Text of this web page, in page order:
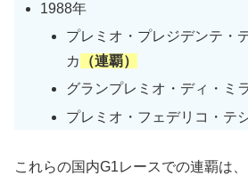
1988年
プレミオ・プレジデンテ・
カ
（連覇）
グランプレミオ・ディ・ミ
プレミオ・フェデリコ・テ
これらの国内G1レースでの連覇は